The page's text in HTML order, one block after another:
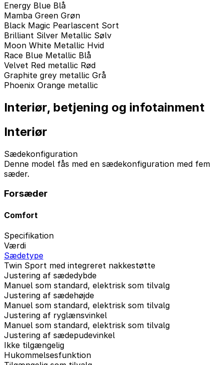
Energy Blue Blå
Mamba Green Grøn
Black Magic Pearlascent Sort
Brilliant Silver Metallic Sølv
Moon White Metallic Hvid
Race Blue Metallic Blå
Velvet Red metallic Rød
Graphite grey metallic Grå
Phoenix Orange metallic
Interiør, betjening og infotainment
Interiør
Sædekonfiguration
Denne model fås med en sædekonfiguration med fem
sæder.
Forsæder
Comfort
Specifikation
Værdi
Sædetype
Twin Sport med integreret nakkestøtte
Justering af sædedybde
Manuel som standard, elektrisk som tilvalg
Justering af sædehøjde
Manuel som standard, elektrisk som tilvalg
Justering af ryglænsvinkel
Manuel som standard, elektrisk som tilvalg
Justering af sædepudevinkel
Ikke tilgængelig
Hukommelsesfunktion